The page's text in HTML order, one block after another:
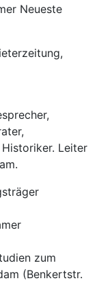
Neueste
Leiter
zum
(Benkertstr.